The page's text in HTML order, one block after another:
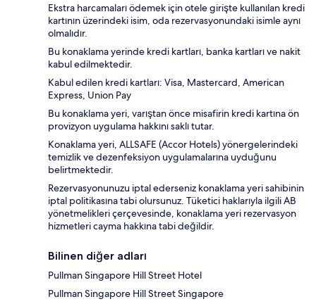
Ekstra harcamaları ödemek için otele girişte kullanılan kredi
kartının üzerindeki isim, oda rezervasyonundaki isimle aynı
olmalıdır.
Bu konaklama yerinde kredi kartları, banka kartları ve nakit
kabul edilmektedir.
Kabul edilen kredi kartları: Visa, Mastercard, American
Express, Union Pay
Bu konaklama yeri, varıştan önce misafirin kredi kartına ön
provizyon uygulama hakkını saklı tutar.
Konaklama yeri, ALLSAFE (Accor Hotels) yönergelerindeki
temizlik ve dezenfeksiyon uygulamalarına uyduğunu
belirtmektedir.
Rezervasyonunuzu iptal ederseniz konaklama yeri sahibinin
iptal politikasına tabi olursunuz. Tüketici haklarıyla ilgili AB
yönetmelikleri çerçevesinde, konaklama yeri rezervasyon
hizmetleri cayma hakkına tabi değildir.
Bilinen diğer adları
Pullman Singapore Hill Street Hotel
Pullman Singapore Hill Street Singapore